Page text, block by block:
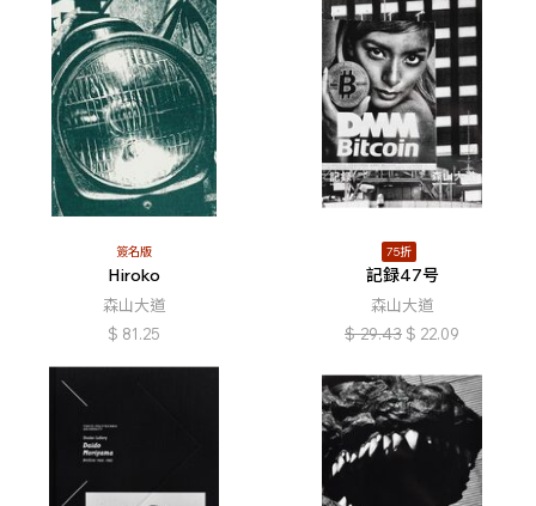
簽名版
Hiroko
森山大道
$ 81.25
75折
記録47号
森山大道
$ 29.43 $ 22.09